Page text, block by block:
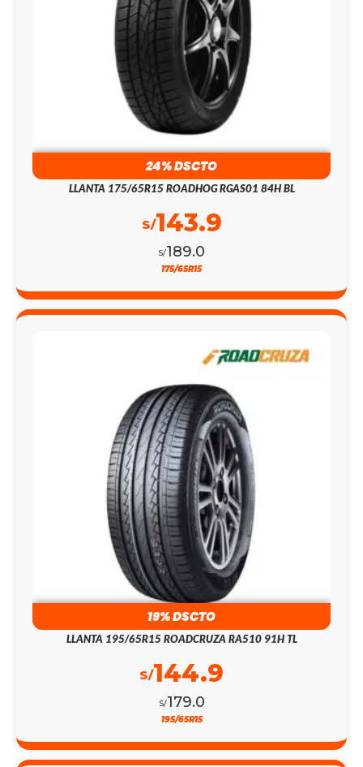
24% DSCTO
LLANTA 175/65R15 ROADHOG RGAS01 84H BL
S/189.0
S/143.9
175/65R15
19% DSCTO
LLANTA 195/65R15 ROADCRUZA RA510 91H TL
S/179.0
S/144.9
195/65R15